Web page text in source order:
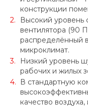
конструкции
Высокий уровень
вентилятора (90
распределённый
микроклимат.
Низкий уровень
рабочих и жилых
В стандартную
качество